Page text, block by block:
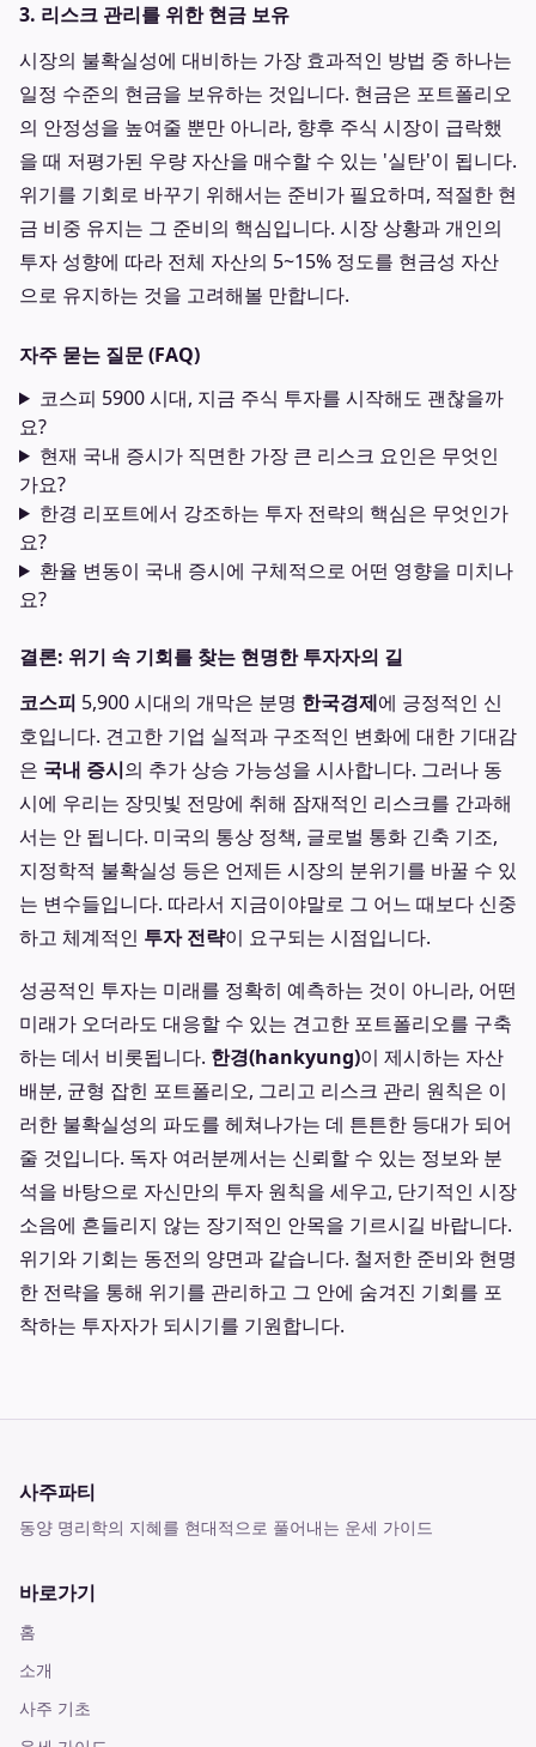
3. 리스크 관리를 위한 현금 보유
시장의 불확실성에 대비하는 가장 효과적인 방법 중 하나는
일정 수준의 현금을 보유하는 것입니다. 현금은 포트폴리오
의 안정성을 높여줄 뿐만 아니라, 향후 주식 시장이 급락했
을 때 저평가된 우량 자산을 매수할 수 있는 '실탄'이 됩니다.
위기를 기회로 바꾸기 위해서는 준비가 필요하며, 적절한 현
금 비중 유지는 그 준비의 핵심입니다. 시장 상황과 개인의
투자 성향에 따라 전체 자산의 5~15% 정도를 현금성 자산
으로 유지하는 것을 고려해볼 만합니다.
자주 묻는 질문 (FAQ)
코스피 5900 시대, 지금 주식 투자를 시작해도 괜찮을까
요?
현재 국내 증시가 직면한 가장 큰 리스크 요인은 무엇인
가요?
한경 리포트에서 강조하는 투자 전략의 핵심은 무엇인가
요?
환율 변동이 국내 증시에 구체적으로 어떤 영향을 미치나
요?
결론: 위기 속 기회를 찾는 현명한 투자자의 길
코스피 5,900 시대의 개막은 분명 한국경제에 긍정적인 신
호입니다. 견고한 기업 실적과 구조적인 변화에 대한 기대감
은 국내 증시의 추가 상승 가능성을 시사합니다. 그러나 동
시에 우리는 장밋빛 전망에 취해 잠재적인 리스크를 간과해
서는 안 됩니다. 미국의 통상 정책, 글로벌 통화 긴축 기조,
지정학적 불확실성 등은 언제든 시장의 분위기를 바꿀 수 있
는 변수들입니다. 따라서 지금이야말로 그 어느 때보다 신중
하고 체계적인 투자 전략이 요구되는 시점입니다.
성공적인 투자는 미래를 정확히 예측하는 것이 아니라, 어떤
미래가 오더라도 대응할 수 있는 견고한 포트폴리오를 구축
하는 데서 비롯됩니다. 한경(hankyung)이 제시하는 자산
배분, 균형 잡힌 포트폴리오, 그리고 리스크 관리 원칙은 이
러한 불확실성의 파도를 헤쳐나가는 데 튼튼한 등대가 되어
줄 것입니다. 독자 여러분께서는 신뢰할 수 있는 정보와 분
석을 바탕으로 자신만의 투자 원칙을 세우고, 단기적인 시장
소음에 흔들리지 않는 장기적인 안목을 기르시길 바랍니다.
위기와 기회는 동전의 양면과 같습니다. 철저한 준비와 현명
한 전략을 통해 위기를 관리하고 그 안에 숨겨진 기회를 포
착하는 투자자가 되시기를 기원합니다.
사주파티
동양 명리학의 지혜를 현대적으로 풀어내는 운세 가이드
바로가기
홈
소개
사주 기초